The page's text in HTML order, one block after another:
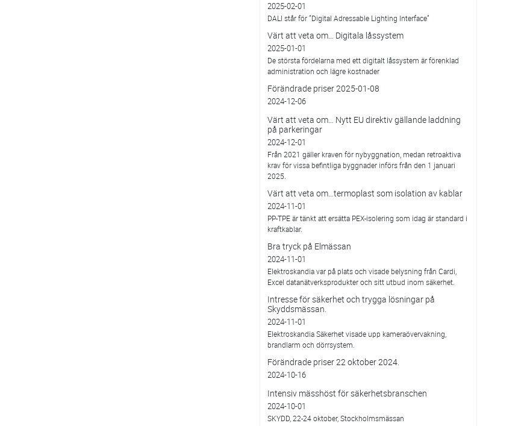
2025-02-01
DALI står för ”Digital Adressable Lighting Interface”
Värt att veta om… Digitala låssystem
2025-01-01
De största fördelarna med ett digitalt låssystem är förenklad
administration och lägre kostnader
Förändrade priser 2025-01-08
2024-12-06
Värt att veta om… Nytt EU direktiv gällande laddning
på parkeringar
2024-12-01
Från 2021 gäller kraven för nybyggnation, medan retroaktiva
krav för vissa befintliga byggnader införs från den 1 januari
2025.
Värt att veta om…termoplast som isolation av kablar
2024-11-01
PP-TPE är tänkt att ersätta PEX-isolering som idag är standard i
kraftkablar.
Bra tryck på Elmässan
2024-11-01
Elektroskandia var på plats och visade belysning från Cardi,
Excel datanätverksprodukter och sitt utbud inom säkerhet.
Intresse för säkerhet och trygga lösningar på
Skyddsmässan.
2024-11-01
Elektroskandia Säkerhet visade upp kameraövervakning,
brandlarm och dörrsystem.
Förändrade priser 22 oktober 2024.
2024-10-16
Intensiv mässhöst för säkerhetsbranschen
2024-10-01
SKYDD, 22-24 oktober, Stockholmsmässan